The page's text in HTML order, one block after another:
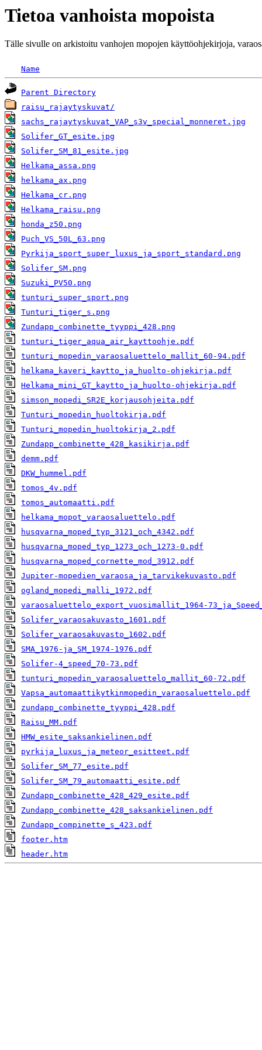
Tietoa vanhoista mopoista
Tälle sivulle on arkistoitu vanhojen mopojen käyttöohjekirjoja,
Name
Parent Directory
raisu_rajaytyskuvat/
sachs_rajaytyskuvat_VAP_s3v_special_monneret.jpg
Solifer_GT_esite.jpg
Solifer_SM_81_esite.jpg
Helkama_assa.png
helkama_ax.png
Helkama_cr.png
Helkama_raisu.png
honda_z50.png
Puch_VS_50L_63.png
Pyrkija_sport_super_luxus_ja_sport_standard.png
Solifer_SM.png
Suzuki_PV50.png
tunturi_super_sport.png
Tunturi_tiger_s.png
Zundapp_combinette_tyyppi_428.png
tunturi_tiger_aqua_air_kayttoohje.pdf
tunturi_mopedin_varaosaluettelo_mallit_60-94.pdf
helkama_kaveri_kaytto_ja_huolto-ohjekirja.pdf
Helkama_mini_GT_kaytto_ja_huolto-ohjekirja.pdf
simson_mopedi_SR2E_korjausohjeita.pdf
Tunturi_mopedin_huoltokirja.pdf
Tunturi_mopedin_huoltokirja_2.pdf
Zundapp_combinette_428_kasikirja.pdf
demm.pdf
DKW_hummel.pdf
tomos_4v.pdf
tomos_automaatti.pdf
helkama_mopot_varaosaluettelo.pdf
husqvarna_moped_typ_3121_och_4342.pdf
husqvarna_moped_typ_1273_och_1273-0.pdf
husqvarna_moped_cornette_mod_3912.pdf
Jupiter-mopedien_varaosa_ja_tarvikekuvasto.pdf
ogland_mopedi_malli_1972.pdf
varaosaluettelo_export_vuosimallit_1964-
Solifer_varaosakuvasto_1601.pdf
Solifer_varaosakuvasto_1602.pdf
SMA_1976-ja_SM_1974-1976.pdf
Solifer-4_speed_70-73.pdf
tunturi_mopedin_varaosaluettelo_mallit_60-72.pdf
Vapsa_automaattikytkinmopedin_varaosaluettelo.pdf
zundapp_combinette_tyyppi_428.pdf
Raisu_MM.pdf
HMW_esite_saksankielinen.pdf
pyrkija_luxus_ja_meteor_esitteet.pdf
Solifer_SM_77_esite.pdf
Solifer_SM_79_automaatti_esite.pdf
Zundapp_combinette_428_429_esite.pdf
Zundapp_combinette_428_saksankielinen.pdf
Zundapp_compinette_s_423.pdf
footer.htm
header.htm